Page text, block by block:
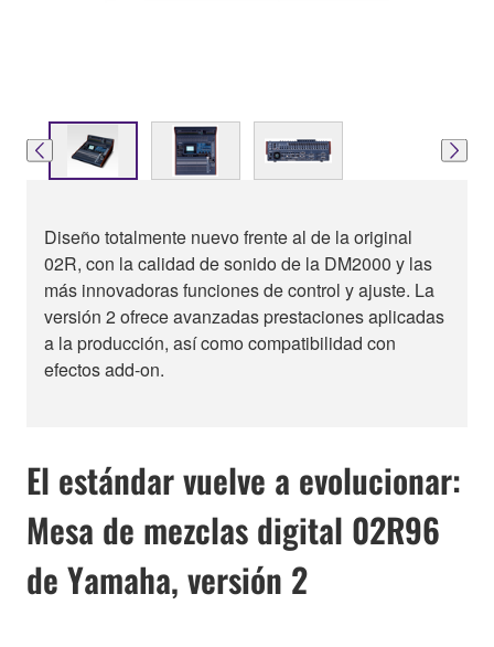
Diseño totalmente nuevo frente al de la original
02R, con la calidad de sonido de la DM2000 y las
más innovadoras funciones de control y ajuste. La
versión 2 ofrece avanzadas prestaciones aplicadas
a la producción, así como compatibilidad con
efectos add-on.
El estándar vuelve a evolucionar:
Mesa de mezclas digital 02R96
de Yamaha, versión 2